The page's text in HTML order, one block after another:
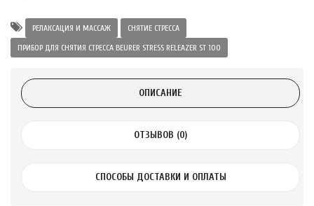
РЕЛАКСАЦИЯ И МАССАЖ
СНЯТИЕ СТРЕССА
ПРИБОР ДЛЯ СНЯТИЯ СТРЕССА BEURER STRESS RELEAZER ST 100
ОПИСАНИЕ
ОТЗЫВОВ (0)
СПОСОБЫ ДОСТАВКИ И ОПЛАТЫ